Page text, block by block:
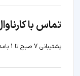
تماس با
پشتیبانی 7 صبح تا 1 بامداد: